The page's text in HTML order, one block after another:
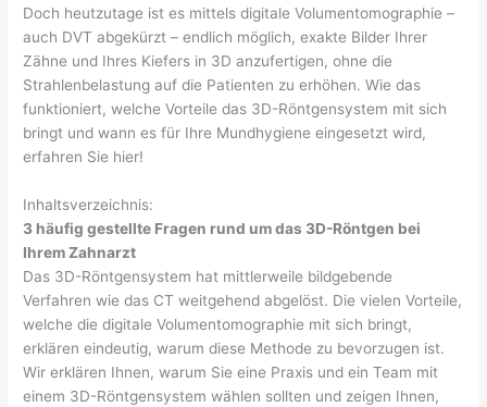
Doch heutzutage ist es mittels digitale Volumentomographie –
auch DVT abgekürzt – endlich möglich, exakte Bilder Ihrer
Zähne und Ihres Kiefers in 3D anzufertigen, ohne die
Strahlenbelastung auf die Patienten zu erhöhen. Wie das
funktioniert, welche Vorteile das 3D-Röntgensystem mit sich
bringt und wann es für Ihre Mundhygiene eingesetzt wird,
erfahren Sie hier!
Inhaltsverzeichnis:
3 häufig gestellte Fragen rund um das 3D-Röntgen bei
Ihrem Zahnarzt
Das 3D-Röntgensystem hat mittlerweile bildgebende
Verfahren wie das CT weitgehend abgelöst. Die vielen Vorteile,
welche die digitale Volumentomographie mit sich bringt,
erklären eindeutig, warum diese Methode zu bevorzugen ist.
Wir erklären Ihnen, warum Sie eine Praxis und ein Team mit
einem 3D-Röntgensystem wählen sollten und zeigen Ihnen,